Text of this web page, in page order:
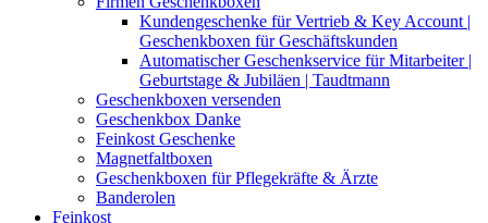
Kundengeschenke für Vertrieb & Key Account |
Geschenkboxen für Geschäftskunden
Automatischer Geschenkservice für Mitarbeiter |
Geburtstage & Jubiläen | Taudtmann
Geschenkboxen versenden
Geschenkbox Danke
Feinkost Geschenke
Magnetfaltboxen
Geschenkboxen für Pflegekräfte & Ärzte
Banderolen
Feinkost